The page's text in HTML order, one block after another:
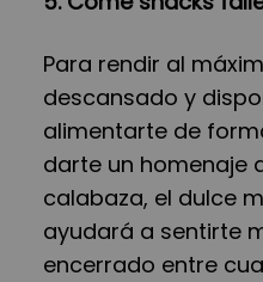
Para rendir al
descansado y
alimentarte de
darte un homenaje
calabaza, el dulce
ayudará a sentirte
encerrado entre